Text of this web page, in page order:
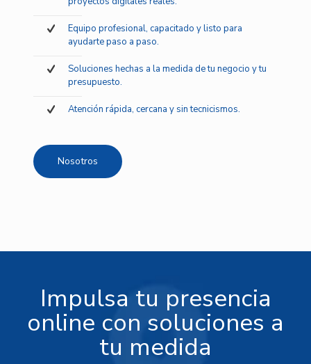
Equipo profesional, capacitado y listo para
ayudarte paso a paso.
Soluciones hechas a la medida de tu negocio y tu
presupuesto.
Atención rápida, cercana y sin tecnicismos.
Nosotros
Impulsa tu presencia
online con soluciones a
tu medida